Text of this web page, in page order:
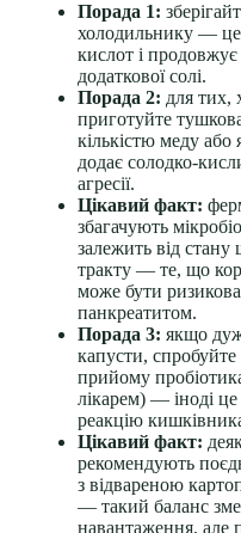
Порада 1:
холодильнику — це
кислот і продовжує
додаткової солі.
Порада 2: для тих,
приготуйте
кількістю меду
додає солодко-
агресії.
Цікавий факт:
збагачують
залежить від
тракту — те, що
може бути
панкреатитом.
Порада 3: якщо
капусти,
прийому
лікарем) — іноді
реакцію
Цікавий факт:
рекомендують
з відвареною
— такий баланс
навантаження, але